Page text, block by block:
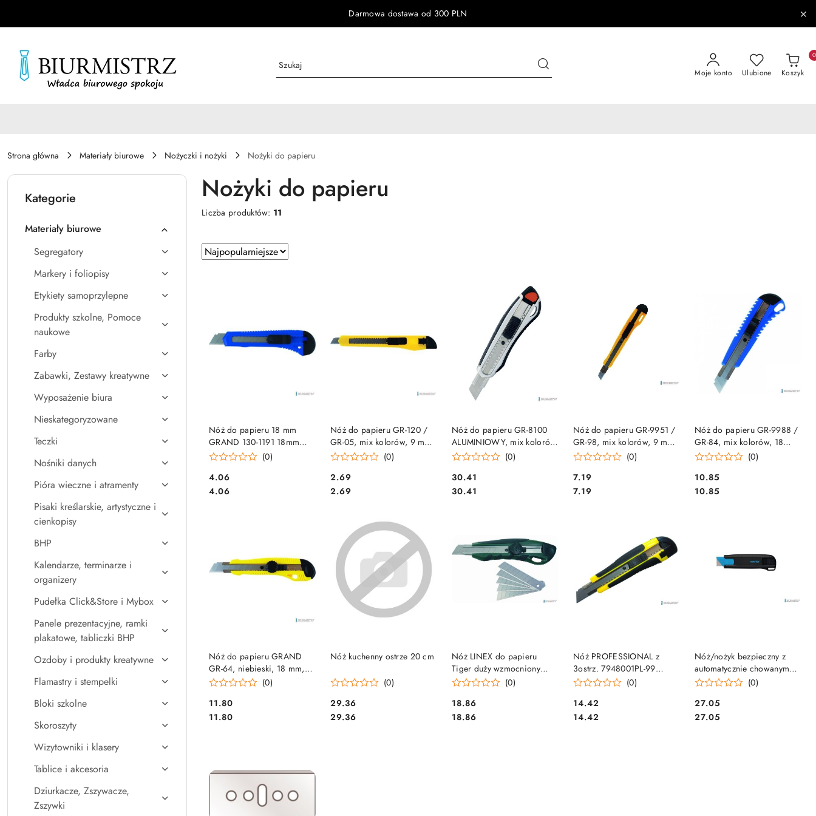
Darmowa dostawa od 300 PLN
Moje konto Ulubione Koszyk
0
Strona główna Materiały biurowe Nożyczki i nożyki Nożyki do papieru
Kategorie
Materiały biurowe
Segregatory
Markery i foliopisy
Etykiety samoprzylepne
Produkty szkolne, Pomoce
naukowe
Farby
Zabawki, Zestawy kreatywne
Wyposażenie biura
Nieskategoryzowane
Teczki
Nośniki danych
Pióra wieczne i atramenty
Pisaki kreślarskie, artystyczne i
cienkopisy
BHP
Kalendarze, terminarze i
organizery
Pudełka Click&Store i Mybox
Panele prezentacyjne, ramki
plakatowe, tabliczki BHP
Ozdoby i produkty kreatywne
Flamastry i stempelki
Bloki szkolne
Skoroszyty
Wizytowniki i klasery
Tablice i akcesoria
Dziurkacze, Zszywacze,
Zszywki
Nożyki do papieru
Liczba produktów: 11
Zastosowano
sortowanie:
Sortuj
według
Nóż do papieru 18 mm
GRAND 130-1191 18mm
nożyk
(0)
Cena:
4.06
Cena:
4.06
DO KOSZYKA
Nóż do papieru GR-120 /
GR-05, mix kolorów, 9 mm
GRAND 130-1192
(0)
Cena:
2.69
Cena:
2.69
DO KOSZYKA
Nóż do papieru GR-8100
ALUMINIOWY, mix kolorów,
18 mm GRAND 130-1657
(0)
Cena:
30.41
Cena:
30.41
DO KOSZYKA
Nóż do papieru GR-9951 /
GR-98, mix kolorów, 9 mm,
prowadnica GRAND 130-
(0)
Cena:
7.19
Cena:
7.19
DO KOSZYKA
Nóż do papieru GR-9988 /
GR-84, mix kolorów, 18
mm, prowadnica GRAND
(0)
Cena:
10.85
Cena:
10.85
DO KOSZYKA
Nóż do papieru GRAND
GR-64, niebieski, 18 mm,
prowadnica GRAND 130-
(0)
Cena:
11.80
Cena:
11.80
DO KOSZYKA Nóż kuchenny ostrze 20 cm
(0)
Cena:
29.36
Cena:
29.36
DO KOSZYKA
Nóż LINEX do papieru
Tiger duży wzmocniony
100412290
(0)
Cena:
18.86
Cena:
18.86
DO KOSZYKA
Nóż PROFESSIONAL z
3ostrz. 7948001PL-99
DONAU
(0)
Cena:
14.42
Cena:
14.42
DO KOSZYKA
Nóż/nożyk bezpieczny z
automatycznie chowanym
ostrzem SECUNORM 175
(0)
Cena:
27.05
Cena:
27.05
DO KOSZYKA